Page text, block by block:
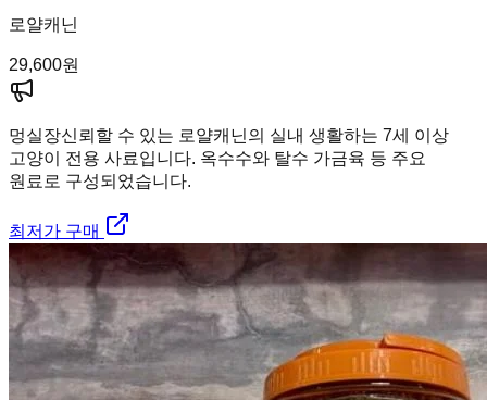
로얄캐닌
29,600원
멍실장신뢰할 수 있는 로얄캐닌의 실내 생활하는 7세 이상
고양이 전용 사료입니다. 옥수수와 탈수 가금육 등 주요
원료로 구성되었습니다.
최저가 구매